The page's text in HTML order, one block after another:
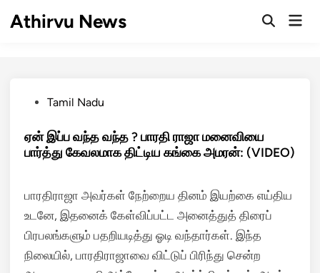
Athirvu News
OpenMain
PostedTamil Nadu
ஏன் இப்ப வந்த வந்த ? பாரதி ராஜா மனைவியை
பார்த்து கேவலமாக திட்டிய கங்கை அமரன்: (VIDEO)
பாரதிராஜா அவர்கள் நேற்றைய தினம் இயற்கை எய்திய
உடனே, இதனைக் கேள்விப்பட்ட அனைத்துத் திரைப்
பிரபலங்களும் பதறியடித்து ஓடி வந்தார்கள். இந்த
நிலையில், பாரதிராஜாவை விட்டுப் பிரிந்து சென்ற